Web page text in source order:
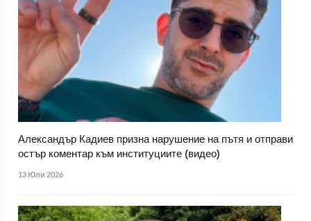
Александър Кадиев призна нарушение на пътя и отправи
остър коментар към институциите (видео)
13 Юли 2026